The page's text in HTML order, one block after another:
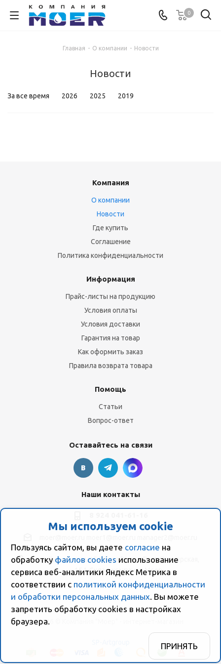
0
Главная - О компании - Новости
Новости
За все время 2026 2025 2019
Мы используем cookie
Пользуясь сайтом, вы даете согласие на
обработку файлов cookies использование
сервиса веб-аналитики Яндекс Метрика в
соответствии с политикой конфиденциальности
и обработки персональных данных. Вы можете
запретить обработку сookies в настройках
браузера.
ПРИНЯТЬ
Компания
О компании
Новости
Где купить
Соглашение
Политика конфиденциальности
Информация
Прайс-листы на продукцию
Условия оплаты
Условия доставки
Гарантия на товар
Как оформить заказ
Правила возврата товара
Помощь
Статьи
Вопрос-ответ
Оставайтесь на связи
Наши контакты
ул. Пионерская, 154 (база "Космо") ул. Пионерская,
154, Склад компании Моер
2026 © Компания "Моер" - интернет-магазин